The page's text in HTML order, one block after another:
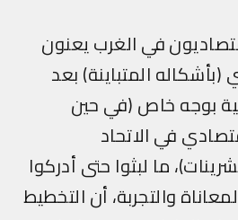
في الغرب يعنون
المتباينة) بعد
بوجه خاص (في حين
في الاتحاد
ما لبثوا حتى أدركوا
والتجربة، أن التخطيط